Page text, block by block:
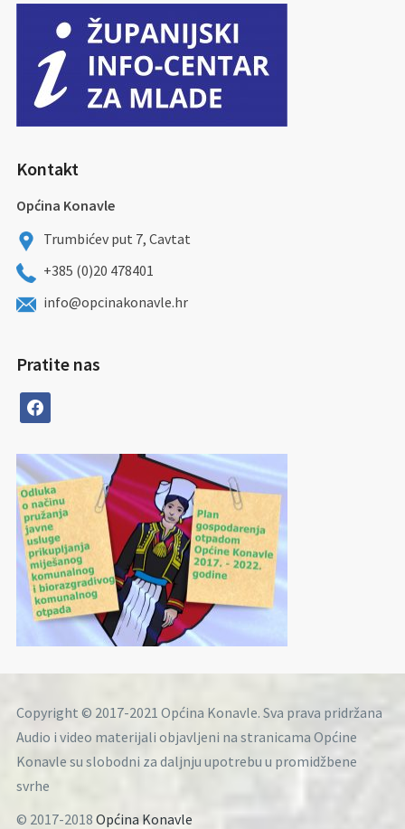
Kontakt
Općina Konavle
Trumbićev put 7, Cavtat
+385 (0)20 478401
info@opcinakonavle.hr
Pratite nas
facebook
Copyright © 2017-2021 Općina Konavle. Sva prava pridržana
Audio i video materijali objavljeni na stranicama Općine
Konavle su slobodni za daljnju upotrebu u promidžbene
svrhe
© 2017-2018 Općina Konavle